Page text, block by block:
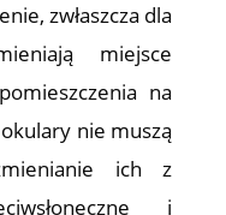
zwłaszcza dla
miejsce
na
nie muszą
ich z
i